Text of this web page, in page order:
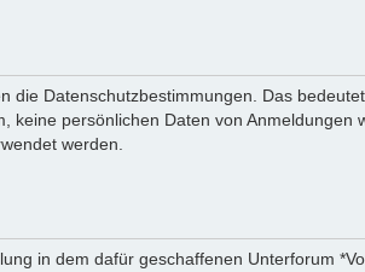
Datenschutzbestimmungen. Das
persönlichen Daten von
werden.
in dem dafür geschaffenen Unterforum